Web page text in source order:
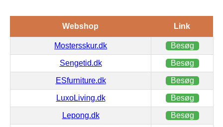
Webshop Link
Mostersskur.dk Besøg
Sengetid.dk Besøg
ESfurniture.dk Besøg
LuxoLiving.dk Besøg
Lepong.dk Besøg